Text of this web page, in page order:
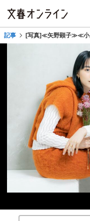
記事 [写真]≪矢野顕子≫≪小